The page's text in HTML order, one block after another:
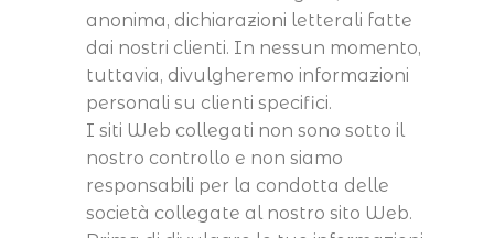
anonima, dichiarazioni letterali fatte
dai nostri clienti. In nessun momento,
tuttavia, divulgheremo informazioni
personali su clienti specifici.
I siti Web collegati non sono sotto il
nostro controllo e non siamo
responsabili per la condotta delle
società collegate al nostro sito Web.